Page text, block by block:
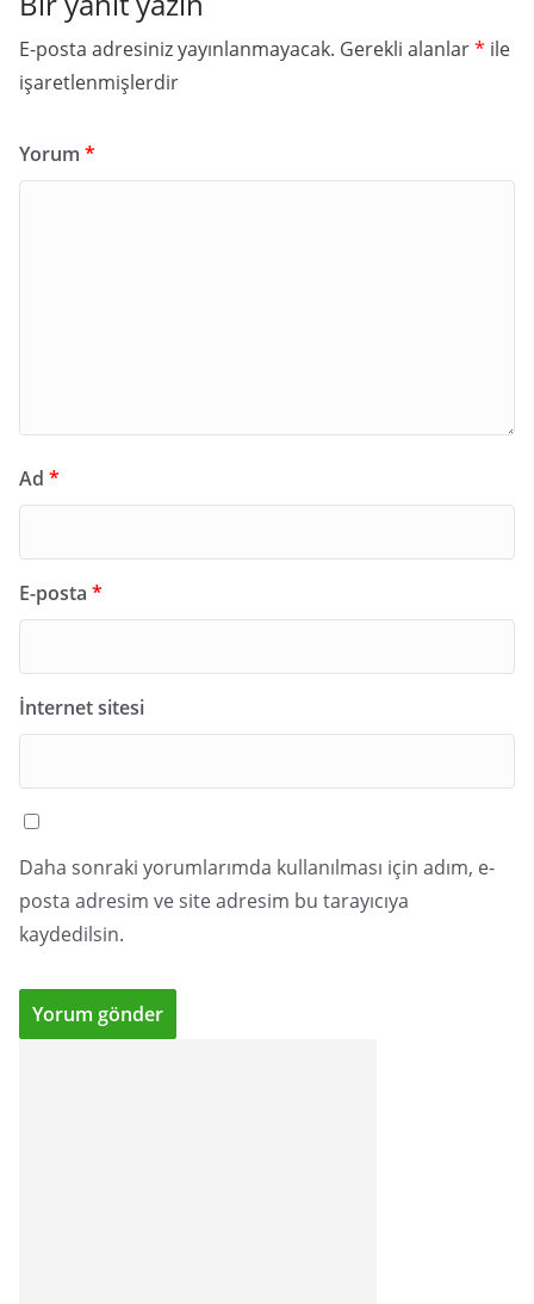
E-posta adresiniz yayınlanmayacak. Gerekli alanlar* ile
işaretlenmişlerdir
Yorum *
Ad *
E-posta *
İnternet sitesi
Daha sonraki yorumlarımda kullanılması için adım, e-
posta adresim ve site adresim bu tarayıcıya
kaydedilsin.